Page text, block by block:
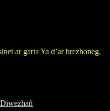
ar garta Ya d’ar brezhoneg.
Diwezhañ